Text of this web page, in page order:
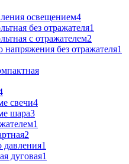
освещением4
без отражателя1
с отражателем2
напряжения без отражателя1
свечи4
шара3
1
2
давления1
дуговая1